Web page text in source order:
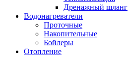
Дренажный шланг
Водонагреватели
Проточные
Накопительные
Бойлеры
Отопление